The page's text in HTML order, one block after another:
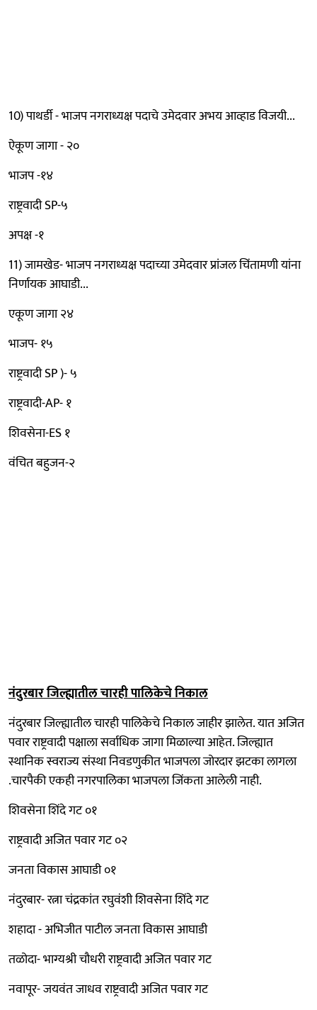
10) पाथर्डी - भाजप नगराध्यक्ष पदाचे उमेदवार अभय आव्हाड विजयी...
ऐकूण जागा - २०
भाजप -१४
राष्ट्रवादी SP-५
अपक्ष -१
11) जामखेड- भाजप नगराध्यक्ष पदाच्या उमेदवार प्रांजल चिंतामणी यांना
निर्णायक आघाडी...
एकूण जागा २४
भाजप- १५
राष्ट्रवादी SP )- ५
राष्ट्रवादी-AP- १
शिवसेना-ES १
वंचित बहुजन-२
नंदुरबार जिल्ह्यातील चारही पालिकेचे निकाल
नंदुरबार जिल्ह्यातील चारही पालिकेचे निकाल जाहीर झालेत. यात अजित
पवार राष्ट्रवादी पक्षाला सर्वाधिक जागा मिळाल्या आहेत. जिल्ह्यात
स्थानिक स्वराज्य संस्था निवडणुकीत भाजपला जोरदार झटका लागला
.चारपैकी एकही नगरपालिका भाजपला जिंकता आलेली नाही.
शिवसेना शिंदे गट ०१
राष्ट्रवादी अजित पवार गट ०२
जनता विकास आघाडी ०१
नंदुरबार- रत्ना चंद्रकांत रघुवंशी शिवसेना शिंदे गट
शहादा - अभिजीत पाटील जनता विकास आघाडी
तळोदा- भाग्यश्री चौधरी राष्ट्रवादी अजित पवार गट
नवापूर- जयवंत जाधव राष्ट्रवादी अजित पवार गट